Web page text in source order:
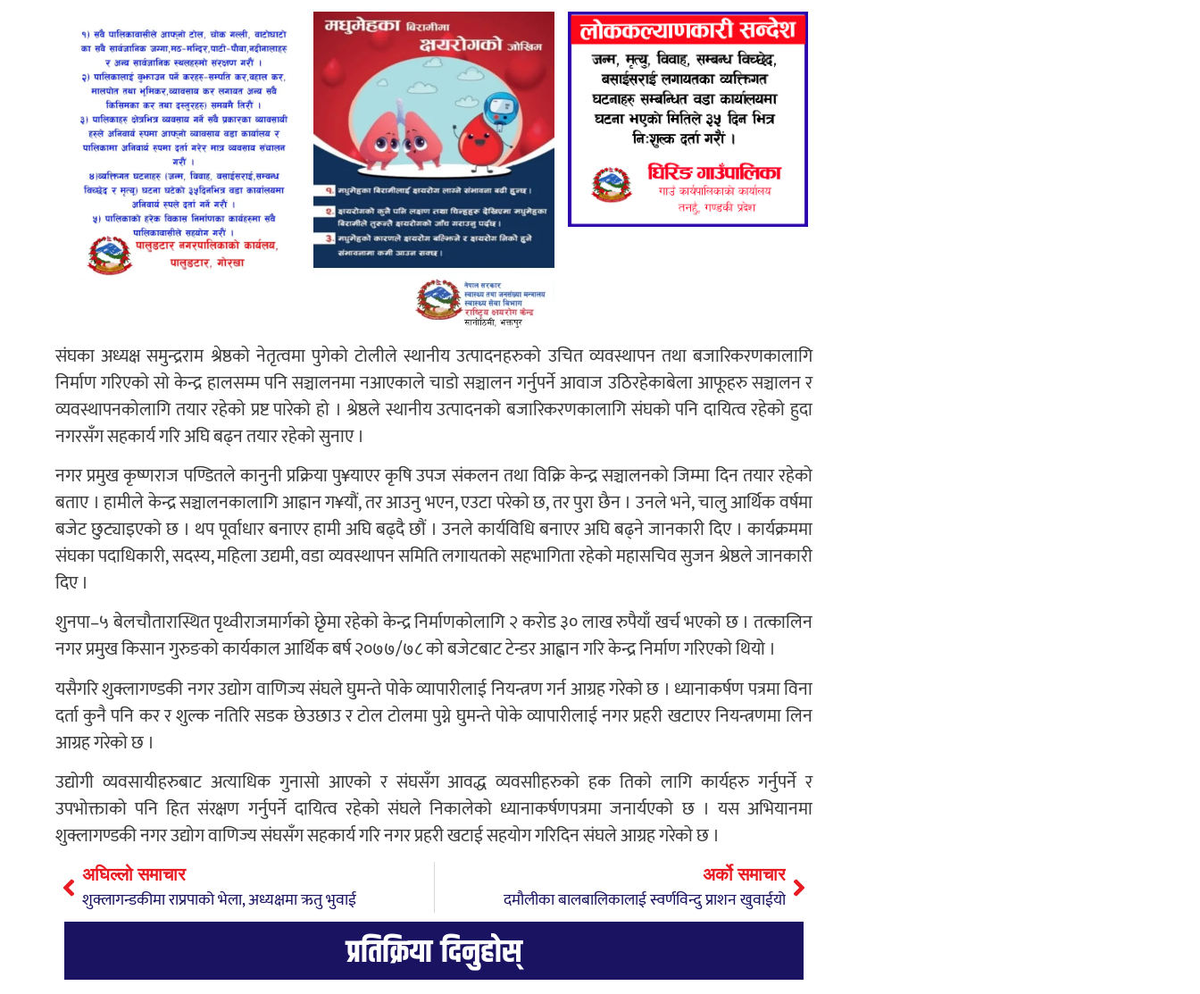
संघका अध्यक्ष समुन्द्रराम श्रेष्ठको नेतृत्वमा पुगेको टोलीले स्थानीय उत्पादनहरुको उचित व्यवस्थापन तथा बजारिकरणकालागि
निर्माण गरिएको सो केन्द्र हालसम्म पनि सञ्चालनमा नआएकाले चाडो सञ्चालन गर्नुपर्ने आवाज उठिरहेकाबेला आफूहरु सञ्चालन र
व्यवस्थापनकोलागि तयार रहेको प्रष्ट पारेको हो । श्रेष्ठले स्थानीय उत्पादनको बजारिकरणकालागि संघको पनि दायित्व रहेको हुदा
नगरसँग सहकार्य गरि अघि बढ्न तयार रहेको सुनाए ।
नगर प्रमुख कृष्णराज पण्डितले कानुनी प्रक्रिया पु¥याएर कृषि उपज संकलन तथा विक्रि केन्द्र सञ्चालनको जिम्मा दिन तयार रहेको
बताए । हामीले केन्द्र सञ्चालनकालागि आह्रान ग¥यौं, तर आउनु भएन, एउटा परेको छ, तर पुरा छैन । उनले भने, चालु आर्थिक वर्षमा
बजेट छुट्याइएको छ । थप पूर्वाधार बनाएर हामी अघि बढ्दै छौं । उनले कार्यविधि बनाएर अघि बढ्ने जानकारी दिए । कार्यक्रममा
संघका पदाधिकारी, सदस्य, महिला उद्यमी, वडा व्यवस्थापन समिति लगायतको सहभागिता रहेको महासचिव सुजन श्रेष्ठले जानकारी
दिए ।
शुनपा–५ बेलचौतारास्थित पृथ्वीराजमार्गको छेृमा रहेको केन्द्र निर्माणकोलागि २ करोड ३० लाख रुपैयाँ खर्च भएको छ । तत्कालिन
नगर प्रमुख किसान गुरुङको कार्यकाल आर्थिक बर्ष २०७७/७८ को बजेटबाट टेन्डर आह्वान गरि केन्द्र निर्माण गरिएको थियो ।
यसैगरि शुक्लागण्डकी नगर उद्योग वाणिज्य संघले घुमन्ते पोके व्यापारीलाई नियन्त्रण गर्न आग्रह गरेको छ । ध्यानाकर्षण पत्रमा विना
दर्ता कुनै पनि कर र शुल्क नतिरि सडक छेउछाउ र टोल टोलमा पुग्ने घुमन्ते पोके व्यापारीलाई नगर प्रहरी खटाएर नियन्त्रणमा लिन
आग्रह गरेको छ ।
उद्योगी व्यवसायीहरुबाट अत्याधिक गुनासो आएको र संघसँग आवद्ध व्यवसाीहरुको हक तिको लागि कार्यहरु गर्नुपर्ने र
उपभोक्ताको पनि हित संरक्षण गर्नुपर्ने दायित्व रहेको संघले निकालेको ध्यानाकर्षणपत्रमा जनार्यएको छ । यस अभियानमा
शुक्लागण्डकी नगर उद्योग वाणिज्य संघसँग सहकार्य गरि नगर प्रहरी खटाई सहयोग गरिदिन संघले आग्रह गरेको छ ।
अघिल्लो समाचार
शुक्लागन्डकीमा राप्रपाको भेला, अध्यक्षमा ऋतु भुवाई
अर्को समाचार
दमौलीका बालबालिकालाई स्वर्णविन्दु प्राशन खुवाईयो
प्रतिक्रिया दिनुहोस्